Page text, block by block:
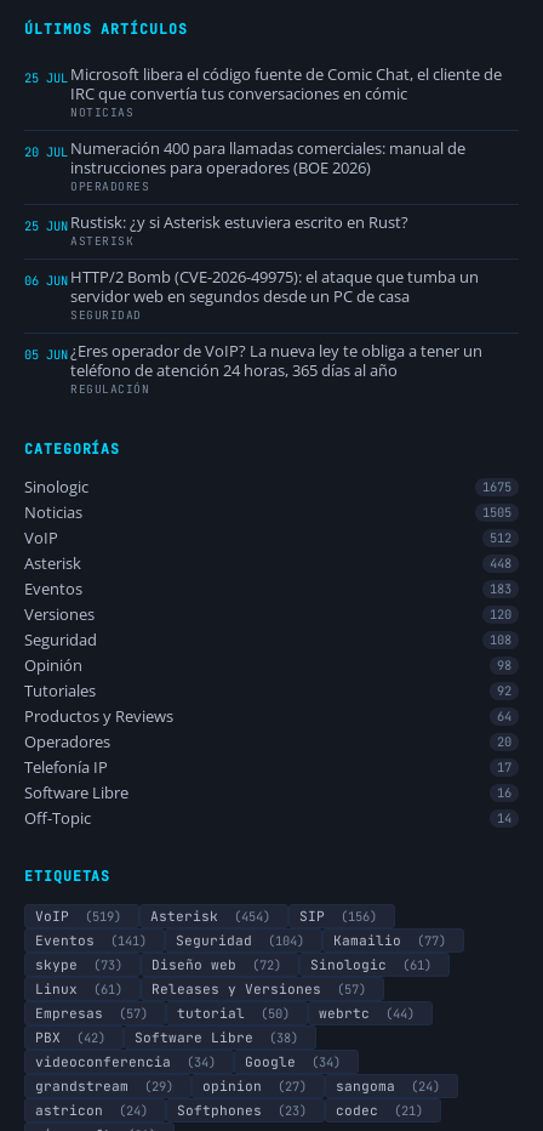
ÚLTIMOS ARTÍCULOS
25 JUL Microsoft libera el código fuente de Comic Chat, el cliente de
IRC que convertía tus conversaciones en cómic
NOTICIAS
20 JUL Numeración 400 para llamadas comerciales: manual de
instrucciones para operadores (BOE 2026)
OPERADORES
25 JUN Rustisk: ¿y si Asterisk estuviera escrito en Rust?
ASTERISK
06 JUN HTTP/2 Bomb (CVE-2026-49975): el ataque que tumba un
servidor web en segundos desde un PC de casa
SEGURIDAD
05 JUN¿Eres operador de VoIP? La nueva ley te obliga a tener un
teléfono de atención 24 horas, 365 días al año
REGULACIÓN
CATEGORÍAS
Sinologic 1675
Noticias 1505
VoIP 512
Asterisk 448
Eventos 183
Versiones 120
Seguridad 108
Opinión 98
Tutoriales 92
Productos y Reviews 64
Operadores 20
Telefonía IP 17
Software Libre 16
Off-Topic 14
ETIQUETAS
VoIP (519) Asterisk (454) SIP
(156)
Eventos
(141) Seguridad (104) Kamailio
(77)
skype
(73) Diseño web (72) Sinologic
(61)
Linux
(61) Releases y Versiones
(57)
Empresas
(57) tutorial (50) webrtc
(44)
PBX
(42) Software Libre
(38)
videoconferencia
(34) Google
(34)
grandstream
(29) opinion (27) sangoma
(24)
astricon
(24) Softphones (23) codec
(21)